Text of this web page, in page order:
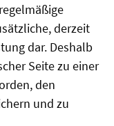
derzeit
dar. Deshalb
Seite zu einer
den
und zu